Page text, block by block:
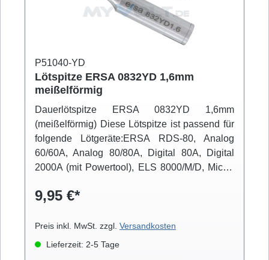
P51040-YD
Lötspitze ERSA 0832YD 1,6mm
meißelförmig
Dauerlötspitze ERSA 0832YD 1,6mm
(meißelförmig) Diese Lötspitze ist passend für
folgende Lötgeräte:ERSA RDS-80, Analog
60/60A, Analog 80/80A, Digital 80A, Digital
2000A (mit Powertool), ELS 8000/M/D, Micro-
8000/D, Multi-Pro, Multi-Sprint, Multi-TC, Twin
9,95 €*
Preis inkl. MwSt. zzgl. Versandkosten
Lieferzeit: 2-5 Tage